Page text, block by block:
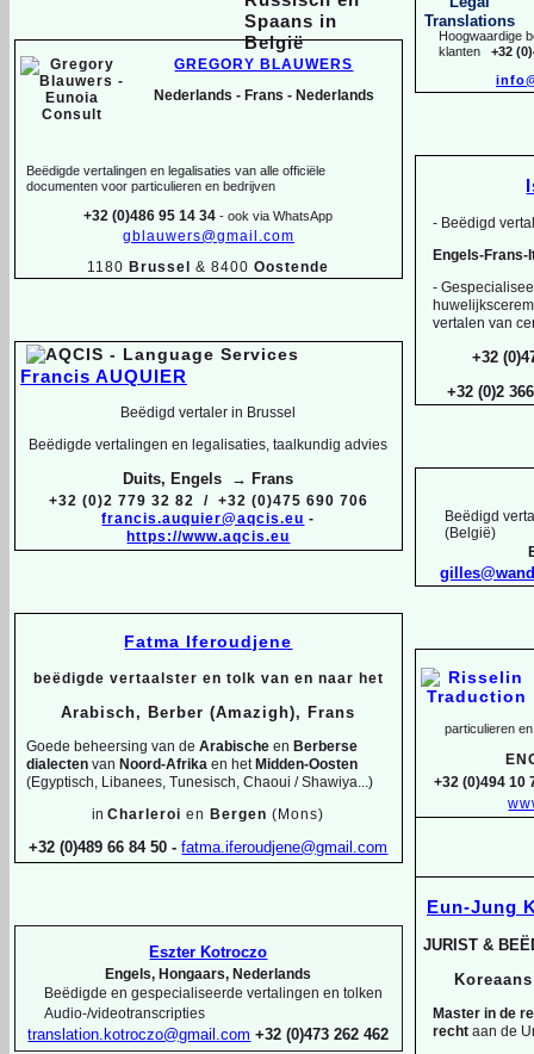
Hoogwaardige
klanten +32
- Beëdigd
Engels-Frans-
-
vertalen van
+32
+32 (0)2
Beëdigd
(België)
particulieren
+32 (0)494 10
Eun-Jung
JURIST &
Master in de
recht aan de
GREGORY BLAUWERS
Nederlands - Frans - Nederlands
Beëdigde vertalingen en legalisaties van alle officiële
documenten voor particulieren en bedrijven
+32 (0)486 95 14 34 - ook via WhatsApp
gblauwers@gmail.com
1180Brussel & 8400Oostende
Francis AUQUIER
Beëdigd vertaler in Brussel
Beëdigde vertalingen en legalisaties, taalkundig advies
Duits, Engels → Frans
+32 (0)2 779 32 82 / +32 (0)475 690 706
francis.auquier@aqcis.eu -
https://www.aqcis.eu
Fatma Iferoudjene
beëdigde vertaalster en tolk van en naar het
Arabisch, Berber (Amazigh), Frans
Goede beheersing van de Arabische en Berberse
dialecten van Noord-Afrika en het Midden-Oosten
(Egyptisch, Libanees, Tunesisch, Chaoui / Shawiya...)
inCharleroi en Bergen(Mons)
+32 (0)489 66 84 50 - fatma.iferoudjene@gmail.com
Eszter Kotroczo
Engels, Hongaars, Nederlands
Beëdigde en gespecialiseerde vertalingen en tolken
Audio-/videotranscripties
translation.kotroczo@gmail.com +32 (0)473 262 462